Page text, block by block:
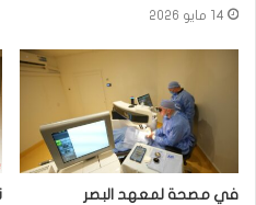
14 مايو 2026
في مصحة لمعهد البصر